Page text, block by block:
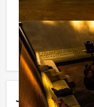
Jouw uitje
Komt u niet aan
bereid bent voor
ook gewoon